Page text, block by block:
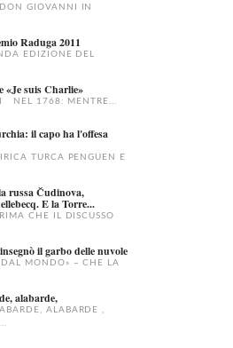
GIOVANNI IN
Raduga 2011
EDIZIONE DEL
«Je suis Charlie»
NEL 1768: MENTRE...
il capo ha l'offesa
TURCA PENGUEN E
russa Čudinova,
E la Torre...
CHE IL DISCUSSO
il garbo delle nuvole
MONDO» – CHE LA
alabarde,
ALABARDE ,